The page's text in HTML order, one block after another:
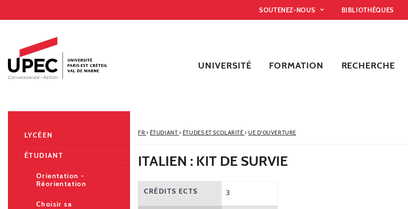
Accès directs
Recherche
Navigation secondaire
SOUTENEZ-NOUS BIBLIOTHÈQUES
UNIVERSITÉ FORMATION RECHERCHE
FR › ÉTUDIANT › ÉTUDES ET SCOLARITÉ › UE D'OUVERTURE
ITALIEN : KIT DE SURVIE
CRÉDITS ECTS 3
LYCÉEN
ÉTUDIANT
Orientation -
Réorientation
Choisir sa